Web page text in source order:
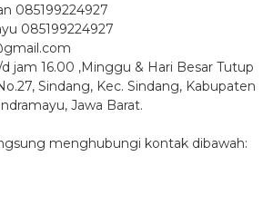
085199224927
085199224927
jam 16.00 ,Minggu & Hari Besar Tutup
Sindang, Kec. Sindang, Kabupaten
Jawa Barat.
menghubungi kontak dibawah: